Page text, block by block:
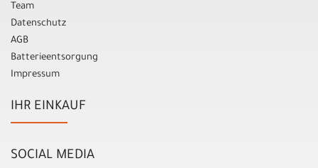
Team
Datenschutz
AGB
Batterieentsorgung
Impressum
IHR EINKAUF
SOCIAL MEDIA